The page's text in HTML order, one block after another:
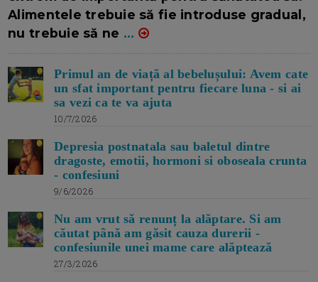
Alimentele trebuie să fie introduse gradual,
nu trebuie să ne ...
Primul an de viață al bebelușului: Avem cate
un sfat important pentru fiecare luna - si ai
sa vezi ca te va ajuta
10/7/2026
Depresia postnatala sau baletul dintre
dragoste, emotii, hormoni si oboseala crunta
- confesiuni
9/6/2026
Nu am vrut să renunț la alăptare. Si am
căutat până am găsit cauza durerii -
confesiunile unei mame care alăptează
27/3/2026